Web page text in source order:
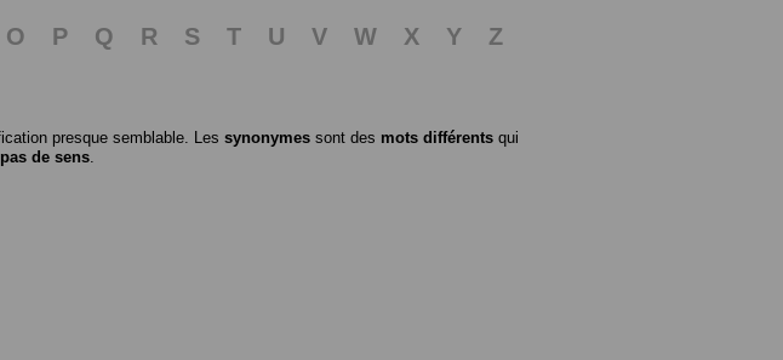
O P Q R S T U V W X Y
Z
presque semblable. Les synonymes sont des mots différents qui
de sens